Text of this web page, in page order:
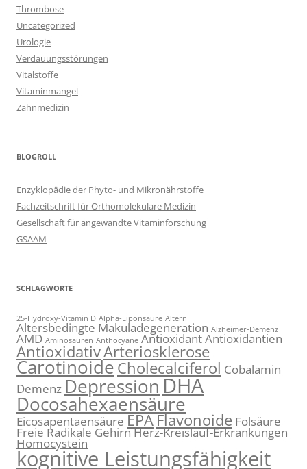
Thrombose
Uncategorized
Urologie
Verdauungsstörungen
Vitalstoffe
Vitaminmangel
Zahnmedizin
BLOGROLL
Enzyklopädie der Phyto- und Mikronährstoffe
Fachzeitschrift für Orthomolekulare Medizin
Gesellschaft für angewandte Vitaminforschung
GSAAM
SCHLAGWORTE
25-Hydroxy-Vitamin D Alpha-Liponsäure Altern
Altersbedingte Makuladegeneration Alzheimer-Demenz
AMD Aminosäuren Anthocyane AntioxidantAntioxidantien
AntioxidativArteriosklerose
CarotinoideCholecalciferol Cobalamin
Demenz DepressionDHA
Docosahexaensäure
Eicosapentaensäure EPAFlavonoide Folsäure
Freie RadikaleGehirnHerz-Kreislauf-Erkrankungen
Homocystein
kognitive Leistungsfähigkeit